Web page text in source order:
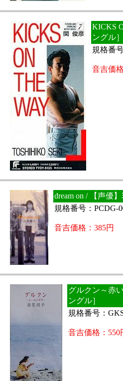
KICKS
ングル］
規格番
音吉価
dream on / 【声優
規格番号：PCDG-
音吉価格：385円
グルクン～赤
ングル］
規格番号：
音吉価格：550